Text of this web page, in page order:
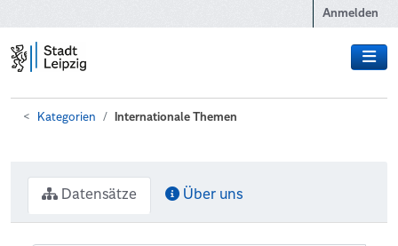
Anmelden
Kategorien Internationale Themen
Datensätze Über uns